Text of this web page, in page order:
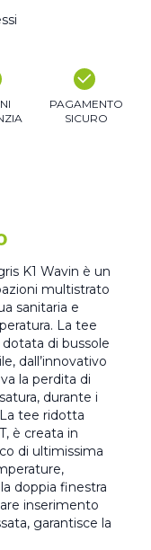
PAGAMENTO
SICURO
K1 Wavin è un
multistrato
sanitaria e
La tee
di bussole
dall’innovativo
la perdita di
durante i
tee ridotta
è creata in
di ultimissima
doppia finestra
inserimento
garantisce la